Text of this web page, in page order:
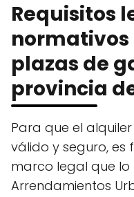
Requisitos
plazas de
provincia
Para que el
válido y seguro,
marco legal que lo
Arrendamientos